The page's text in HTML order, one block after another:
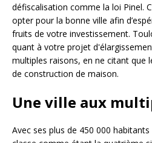
défiscalisation comme la loi Pinel.
opter pour la bonne ville afin
fruits de votre investissement.
quant à votre projet
multiples raisons, en ne citant que
de construction de maison.
Une ville aux
Avec ses plus de 450 000